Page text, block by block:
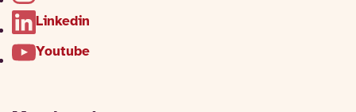
Linkedin
Youtube